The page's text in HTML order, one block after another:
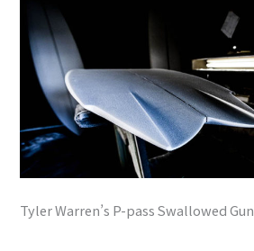
Tyler Warren’s P-pass Swallowed Gun